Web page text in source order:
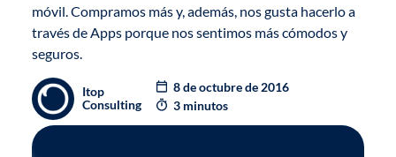
móvil. Compramos más y, además, nos gusta hacerlo a
través deAppsporque nos sentimos más cómodos y
seguros.
Itop
Consulting
8 de octubre de 2016
3 minutos